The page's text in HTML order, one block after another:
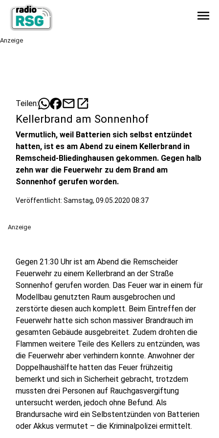
menu
Anzeige
Teilen: mailopen_in_new
Kellerbrand am Sonnenhof
Vermutlich, weil Batterien sich selbst entzündet
hatten, ist es am Abend zu einem Kellerbrand in
Remscheid-Bliedinghausen gekommen. Gegen halb
zehn war die Feuerwehr zu dem Brand am
Sonnenhof gerufen worden.
Veröffentlicht: Samstag, 09.05.2020 08:37
Anzeige
Gegen 21:30 Uhr ist am Abend die Remscheider
Feuerwehr zu einem Kellerbrand an der Straße
Sonnenhof gerufen worden. Das Feuer war in einem für
Modellbau genutzten Raum ausgebrochen und
zerstörte diesen auch komplett. Beim Eintreffen der
Feuerwehr hatte sich schon massiver Brandrauch im
gesamten Gebäude ausgebreitet. Zudem drohten die
Flammen weitere Teile des Kellers zu entzünden, was
die Feuerwehr aber verhindern konnte. Anwohner der
Doppelhaushälfte hatten das Feuer frühzeitig
bemerkt und sich in Sicherheit gebracht, trotzdem
mussten drei Personen auf Rauchgasvergiftung
untersucht werden, jedoch ohne Befund. Als
Brandursache wird ein Selbstentzünden von Batterien
oder Akkus vermutet – die Kriminalpolizei ermittelt.